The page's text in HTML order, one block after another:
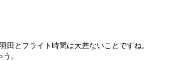
とフライト時間は大差ないことですね。
。